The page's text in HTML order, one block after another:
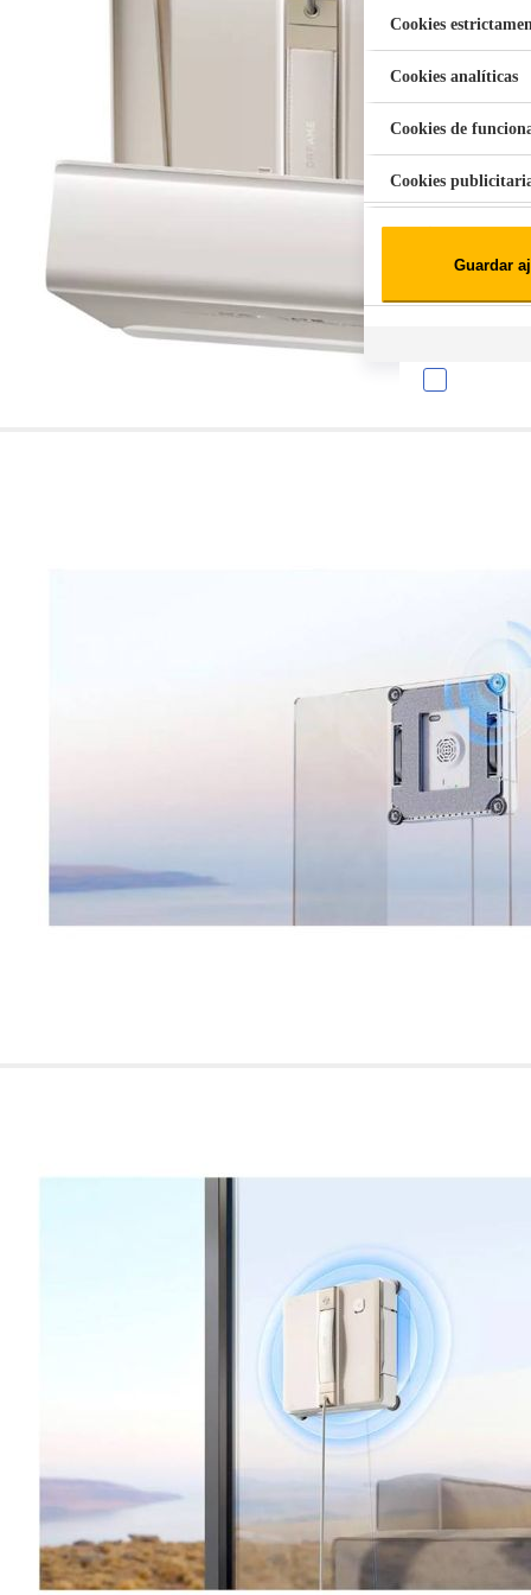
Aspiradora Quitamanchas 450W
Cookies
Cookies analíticas
Cookies de
Cookies
las cookies que se
los servicios que
Más información
Cookies
Estas cookies son
cookies
administrar tu
por terceras partes
no funcionarán
Información de las
Cookies
publicidad estará
Información de
Guardar